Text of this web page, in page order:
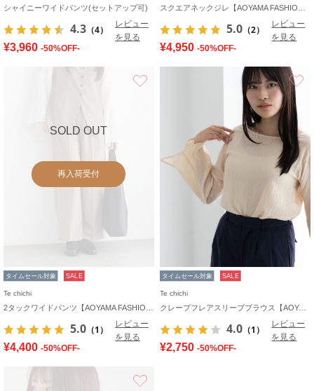
シャイニーワイドパンツ(セットアップ可)
4.3 （4）
レビュー
を見る
¥3,960 -50%OFF-
5.0 （2）
レビュー
を見る
¥4,950 -50%OFF-
SOLD OUT
再入荷受付
タイムセール対象 SALE
Te chichi
5.0 （1）
レビュー
を見る
¥4,400 -50%OFF-
タイムセール対象 SALE
Te chichi
クレープフレアスリーブブラウス【AOYAMA FASHION ASSOCIATION × Té chichi】
4.0 （1）
レビュー
を見る
¥2,750 -50%OFF-